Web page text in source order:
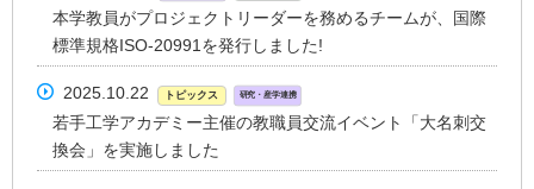
本学教員がプロジェクトリーダーを務めるチームが、国際
標準規格ISO-20991を発行しました!
2025.10.22 トピックス 研究・産学連携
若手工学アカデミー主催の教職員交流イベント「大名刺交
換会」を実施しました